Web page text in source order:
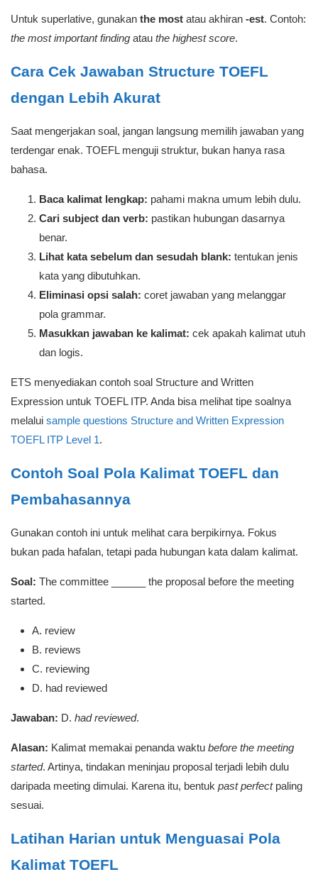
Untuk superlative, gunakan the most atau akhiran -est. Contoh:
the most important finding atau the highest score.
Cara Cek Jawaban Structure TOEFL
dengan Lebih Akurat
Saat mengerjakan soal, jangan langsung memilih jawaban yang
terdengar enak. TOEFL menguji struktur, bukan hanya rasa
bahasa.
Baca kalimat lengkap: pahami makna umum lebih dulu.
Cari subject dan verb: pastikan hubungan dasarnya
benar.
Lihat kata sebelum dan sesudah blank: tentukan jenis
kata yang dibutuhkan.
Eliminasi opsi salah: coret jawaban yang melanggar
pola grammar.
Masukkan jawaban ke kalimat: cek apakah kalimat utuh
dan logis.
ETS menyediakan contoh soal Structure and Written
Expression untuk TOEFL ITP. Anda bisa melihat tipe soalnya
melalui sample questions Structure and Written Expression
TOEFL ITP Level 1.
Contoh Soal Pola Kalimat TOEFL dan
Pembahasannya
Gunakan contoh ini untuk melihat cara berpikirnya. Fokus
bukan pada hafalan, tetapi pada hubungan kata dalam kalimat.
Soal: The committee ______ the proposal before the meeting
started.
A. review
B. reviews
C. reviewing
D. had reviewed
Jawaban: D. had reviewed.
Alasan: Kalimat memakai penanda waktu before the meeting
started. Artinya, tindakan meninjau proposal terjadi lebih dulu
daripada meeting dimulai. Karena itu, bentuk past perfectpaling
sesuai.
Latihan Harian untuk Menguasai Pola
Kalimat TOEFL